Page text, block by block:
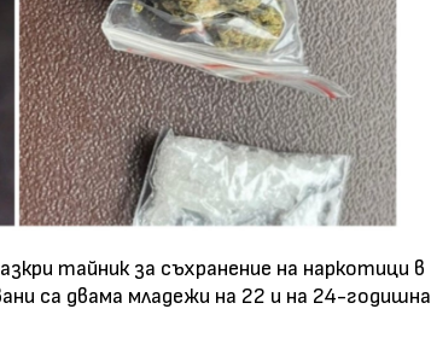
тайник за съхранение на наркотици в
са двама младежи на 22 и на 24-годишна